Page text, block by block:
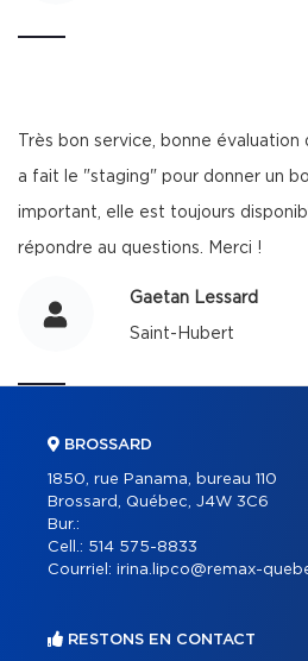
Très bon service, bonne
a fait le "staging" pour donner un
important, elle est toujours
répondre au questions. Merci !
Gaetan Lessard
Saint-Hubert
BROSSARD
1850, rue Panama, bureau 110
Brossard, Québec, J4W 3C6
Bur.:
Cell.: 514 575-8833
Courriel: irina.lipco@remax-
RESTONS EN CONTACT